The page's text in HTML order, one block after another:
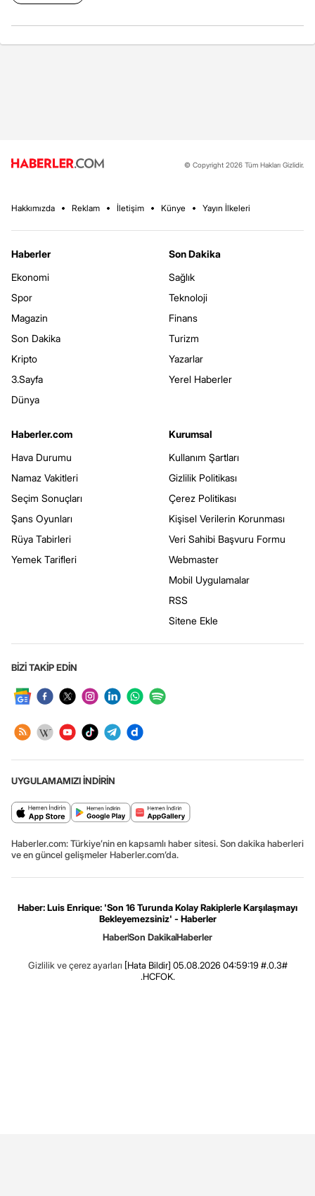
© Copyright 2026 Tüm Hakları Gizlidir.
Hakkımızda Reklam İletişim Künye Yayın İlkeleri
Haberler
Ekonomi
Spor
Magazin
Son Dakika
Kripto
3.Sayfa
Dünya
Son Dakika
Sağlık
Teknoloji
Finans
Turizm
Yazarlar
Yerel Haberler
Haberler.com
Hava Durumu
Namaz Vakitleri
Seçim Sonuçları
Şans Oyunları
Rüya Tabirleri
Yemek Tarifleri
Kurumsal
Kullanım Şartları
Gizlilik Politikası
Çerez Politikası
Kişisel Verilerin Korunması
Veri Sahibi Başvuru Formu
Webmaster
Mobil Uygulamalar
RSS
Sitene Ekle
BİZİ TAKİP EDİN
UYGULAMAMIZI İNDİRİN
Haberler.com: Türkiye’nin en kapsamlı haber sitesi. Son dakika haberleri
ve en güncel gelişmeler Haberler.com’da.
Haber: Luis Enrique: 'Son 16 Turunda Kolay Rakiplerle Karşılaşmayı
Bekleyemezsiniz' - Haberler
HaberSon DakikaHaberler
Gizlilik ve çerez ayarları [Hata Bildir] 05.08.2026 04:59:19 #.0.3#
.HCFOK.